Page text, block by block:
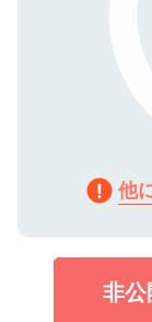
他
非公